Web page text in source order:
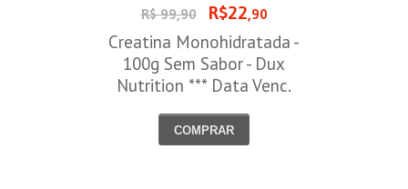
R$ 99,90 R$22,90
Creatina Monohidratada -
100g Sem Sabor - Dux
Nutrition *** Data Venc.
COMPRAR